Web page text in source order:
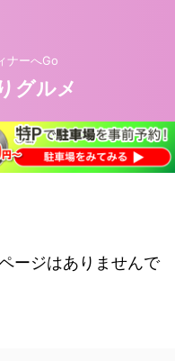
ナーへGo
グルメ
ージはありませんで